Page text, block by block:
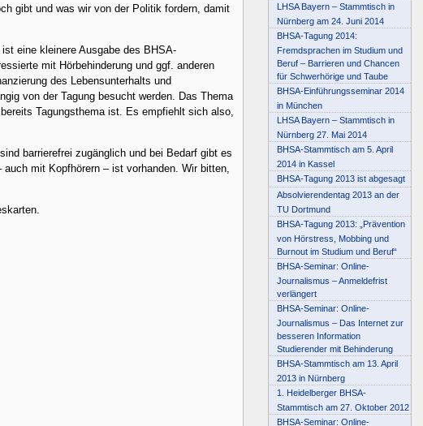
gibt und was wir von der Politik fordern, damit
eine kleinere Ausgabe des BHSA-
mit Hörbehinderung und ggf. anderen
des Lebensunterhalts und
von der Tagung besucht werden. Das Thema
Tagungsthema ist. Es empfiehlt sich also,
barrierefrei zugänglich und bei Bedarf gibt es
mit Kopfhörern – ist vorhanden. Wir bitten,
LHSA Bayern – Stammtisch in
Nürnberg am 24. Juni 2014
BHSA-Tagung 2014:
Fremdsprachen im Studium und
Beruf – Barrieren und Chancen
für Schwerhörige und Taube
BHSA-Einführungsseminar 2014
in München
LHSA Bayern – Stammtisch in
Nürnberg 27. Mai 2014
BHSA-Stammtisch am 5. April
2014 in Kassel
BHSA-Tagung 2013 ist abgesagt
Absolvierendentag 2013 an der
TU Dortmund
BHSA-Tagung 2013: „Prävention
von Hörstress, Mobbing und
Burnout im Studium und Beruf“
BHSA-Seminar: Online-
Journalismus – Anmeldefrist
verlängert
BHSA-Seminar: Online-
Journalismus – Das Internet zur
besseren Information
Studierender mit Behinderung
BHSA-Stammtisch am 13. April
2013 in Nürnberg
1. Heidelberger BHSA-
Stammtisch am 27. Oktober 2012
BHSA-Seminar: Online-